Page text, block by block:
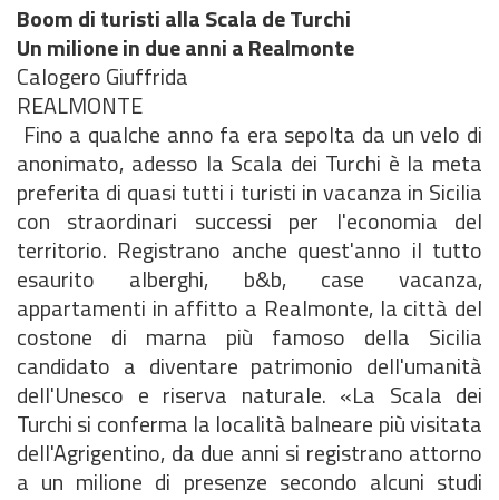
Boom di turisti alla Scala de Turchi
Un milione in due anni a Realmonte
Calogero Giuffrida
REALMONTE
Fino a qualche anno fa era sepolta da un velo di
anonimato, adesso la Scala dei Turchi è la meta
preferita di quasi tutti i turisti in vacanza in Sicilia
con straordinari successi per l'economia del
territorio. Registrano anche quest'anno il tutto
esaurito alberghi, b&b, case vacanza,
appartamenti in affitto a Realmonte, la città del
costone di marna più famoso della Sicilia
candidato a diventare patrimonio dell'umanità
dell'Unesco e riserva naturale. «La Scala dei
Turchi si conferma la località balneare più visitata
dell'Agrigentino, da due anni si registrano attorno
a un milione di presenze secondo alcuni studi